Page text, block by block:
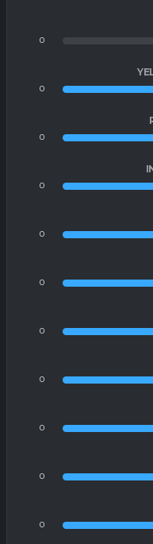
0
0
0
0
0
0
0
0
0
0
0